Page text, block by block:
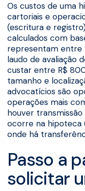
Os custos de uma
cartoriais e
(escritura e
calculados com
representam entre
laudo de avaliação
custar entre R$
tamanho e
advocatícios são
operações mais
houver
ocorre na hipoteca
onde há
Passo a
solicitar